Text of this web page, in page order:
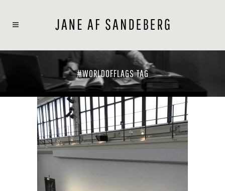
#WORLDOFFLAGS TAG